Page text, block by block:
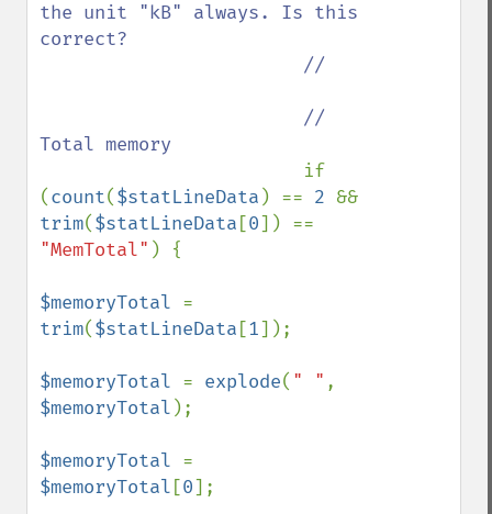
the unit "kB" always. Is this
correct?
Total memory
if
(count($statLineData ) == 2
trim($statLineData [0
"MemTotal" ) {
$memoryTotal
trim($statLineData [1]);
$memoryTotal = explode( " "
$memoryTotal );
$memoryTotal
$memoryTotal [0];